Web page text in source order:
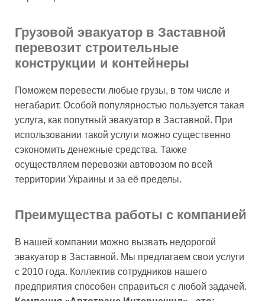
Грузовой эвакуатор в Заставной
перевозит строительные
конструкции и контейнеры
Поможем перевести любые грузы, в том числе и
негабарит. Особой популярностью пользуется такая
услуга, как попутный эвакуатор в Заставной. При
использовании такой услуги можно существенно
сэкономить денежные средства. Также
осуществляем перевозки автовозом по всей
территории Украины и за её пределы.
Преимущества работы с компанией
В нашей компании можно вызвать недорогой
эвакуатор в Заставной. Мы предлагаем свои услуги
с 2010 года. Коллектив сотрудников нашего
предприятия способен справиться с любой задачей.